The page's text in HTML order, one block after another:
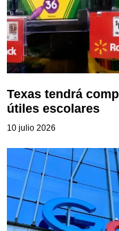
Texas tendrá
útiles escolares
10 julio 2026